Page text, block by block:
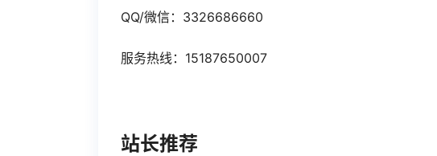
QQ/微信：3326686660
服务热线：15187650007
站长推荐